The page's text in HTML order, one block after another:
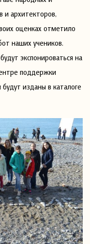
и архитекторов,
оценках отметило
наших учеников.
экспонироваться на
поддержки
изданы в каталоге